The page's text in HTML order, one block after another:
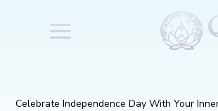
Celebrate Independence Day With Your